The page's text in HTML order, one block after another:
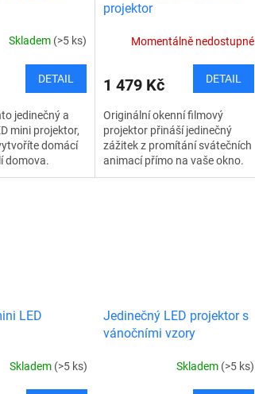
Skladem (>5 ks)
DETAIL
jedinečný a
mini projektor,
domácí
domova.
přehrávat
projektor
Momentálně nedostupné
1 479 Kč DETAIL
Originální okenní filmový
projektor přináší jedinečný
zážitek z promítání svátečních
animací přímo na vaše okno.
Ať už se chystáte oslavit
LED
Skladem (>5 ks)
Jedinečný LED projektor s
vánočními vzory
Skladem (>5 ks)